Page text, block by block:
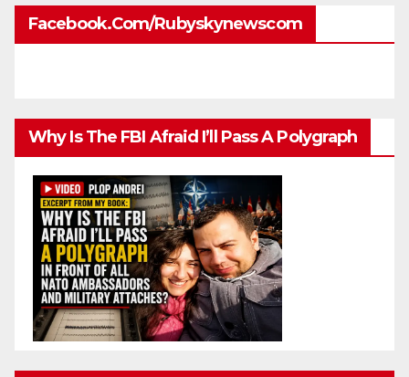
Facebook.com/rubyskynewscom
Why Is The FBI Afraid I’ll Pass A Polygraph